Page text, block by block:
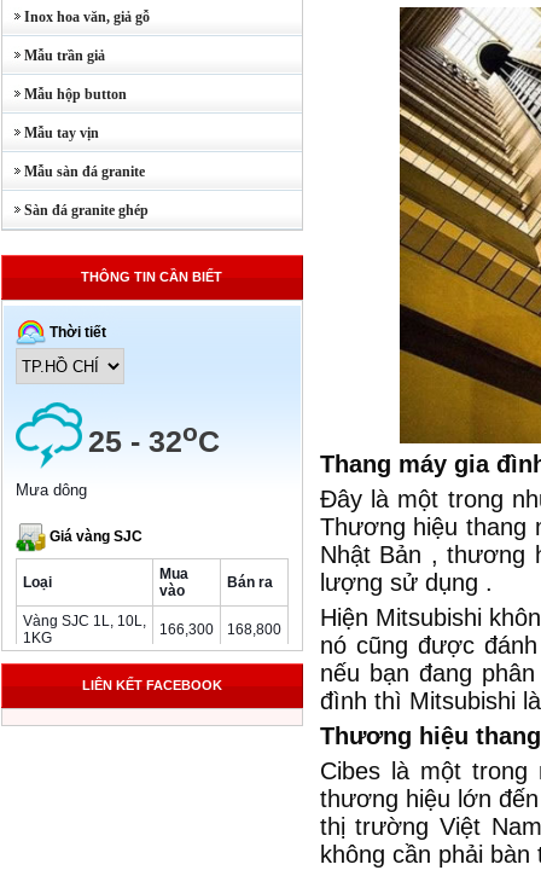
Inox hoa văn, giả gỗ
Mẫu trần giả
Mẫu hộp button
Mẫu tay vịn
Mẫu sàn đá granite
Sàn đá granite ghép
THÔNG TIN CẦN BIẾT
LIÊN KẾT FACEBOOK
Thang máy gia
Đây là một trong
Thương hiệu thang
Nhật Bản , thương
lượng sử dụng .
Hiện Mitsubishi
nó cũng được
nếu bạn đang
đình thì Mitsubishi
Thương hiệu
Cibes là một
thương hiệu lớn
thị trường Việt
không cần phải bàn